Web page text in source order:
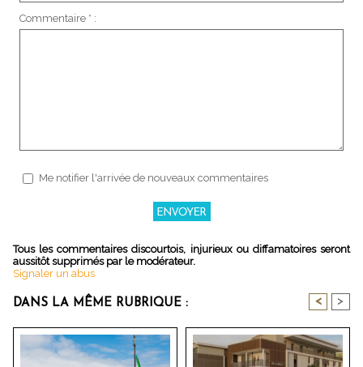
Commentaire * :
Me notifier l'arrivée de nouveaux commentaires
Tous les commentaires discourtois, injurieux ou diffamatoires seront
aussitôt supprimés par le modérateur.
Signaler un abus
DANS LA MÊME RUBRIQUE : < >